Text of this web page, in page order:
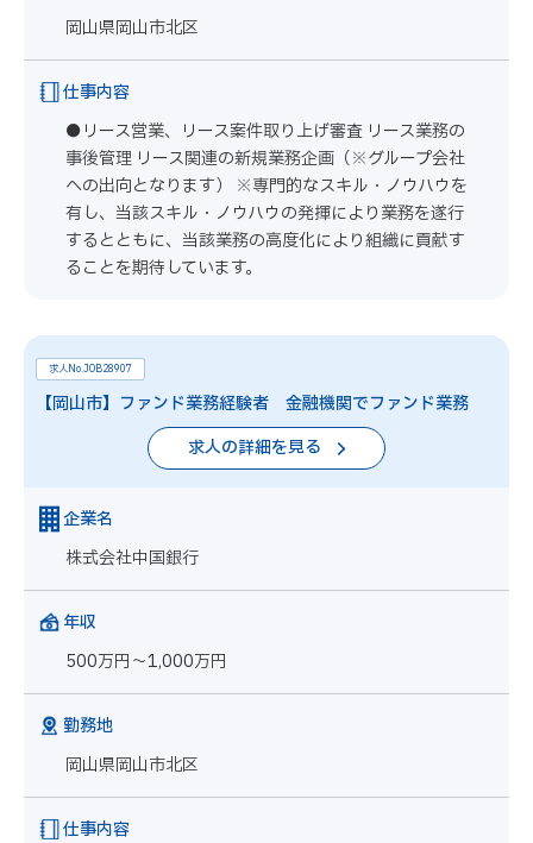
岡山県岡山市北区
仕事内容
●リース営業、リース案件取り上げ審査 リース業務の
事後管理 リース関連の新規業務企画（※グループ会社
への出向となります） ※専門的なスキル・ノウハウを
有し、当該スキル・ノウハウの発揮により業務を遂行
するとともに、当該業務の高度化により組織に貢献す
ることを期待しています。
求人No.JOB28907
【岡山市】ファンド業務経験者 金融機関でファンド業務
求人の詳細を見る
企業名
株式会社中国銀行
年収
500万円～1,000万円
勤務地
岡山県岡山市北区
仕事内容